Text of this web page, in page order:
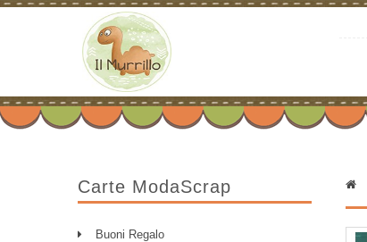
Carte ModaScrap
Buoni Regalo